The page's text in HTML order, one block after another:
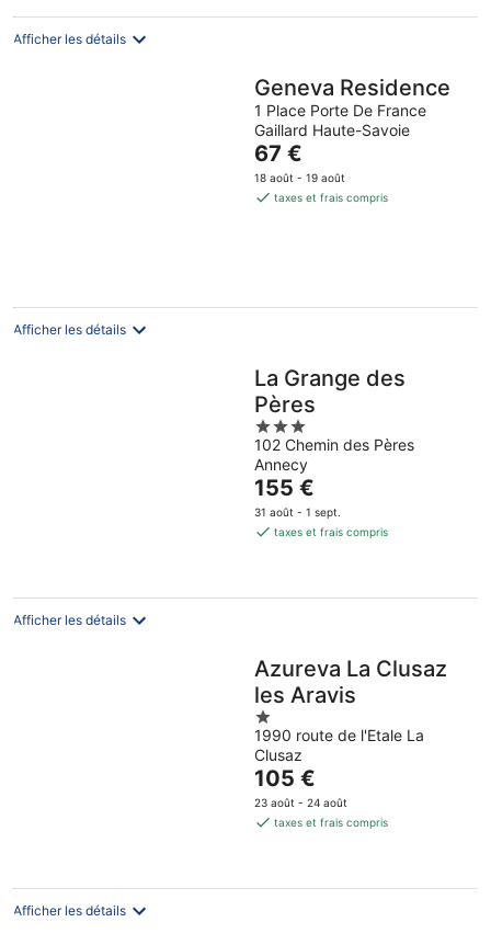
Afficher les détails
Geneva Residence
1 Place Porte De France
Gaillard Haute-Savoie
Le
prix
est
67 €
18 août - 19 août
taxes et frais compris
Afficher les détails
La Grange des
Pères
3
out
of
5
102 Chemin des Pères
Annecy
Le
prix
est
par
155 €
31 août - 1 sept.
taxes et frais compris
Afficher les détails
Azureva La Clusaz
les Aravis
1
out
of
5
1990 route de l'Etale La
Clusaz
Le
prix
est
par
105 €
23 août - 24 août
taxes et frais compris
Afficher les détails